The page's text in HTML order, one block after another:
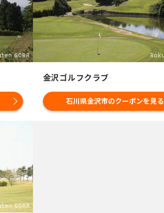
金沢ゴルフクラブ
石川県金沢市のクーポンを見る